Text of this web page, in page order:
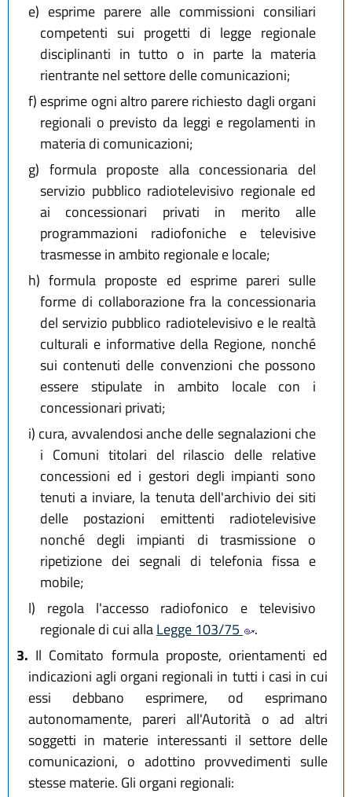
e) esprime parere alle commissioni consiliari
competenti sui progetti di legge regionale
disciplinanti in tutto o in parte la materia
rientrante nel settore delle comunicazioni;
f) esprime ogni altro parere richiesto dagli organi
regionali o previsto da leggi e regolamenti in
materia di comunicazioni;
g) formula proposte alla concessionaria del
servizio pubblico radiotelevisivo regionale ed
ai concessionari privati in merito alle
programmazioni radiofoniche e televisive
trasmesse in ambito regionale e locale;
h) formula proposte ed esprime pareri sulle
forme di collaborazione fra la concessionaria
del servizio pubblico radiotelevisivo e le realtà
culturali e informative della Regione, nonché
sui contenuti delle convenzioni che possono
essere stipulate in ambito locale con i
concessionari privati;
i) cura, avvalendosi anche delle segnalazioni che
i Comuni titolari del rilascio delle relative
concessioni ed i gestori degli impianti sono
tenuti a inviare, la tenuta dell'archivio dei siti
delle postazioni emittenti radiotelevisive
nonché degli impianti di trasmissione o
ripetizione dei segnali di telefonia fissa e
mobile;
l) regola l'accesso radiofonico e televisivo
regionale di cui allaLegge 103/75
.
3. Il Comitato formula proposte, orientamenti ed
indicazioni agli organi regionali in tutti i casi in cui
essi debbano esprimere, od esprimano
autonomamente, pareri all'Autorità o ad altri
soggetti in materie interessanti il settore delle
comunicazioni, o adottino provvedimenti sulle
stesse materie. Gli organi regionali: